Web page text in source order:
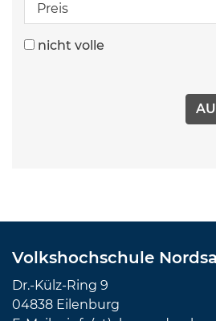
Preis
nicht volle
Volkshochschule
Dr.-Külz-Ring 9
04838 Eilenburg